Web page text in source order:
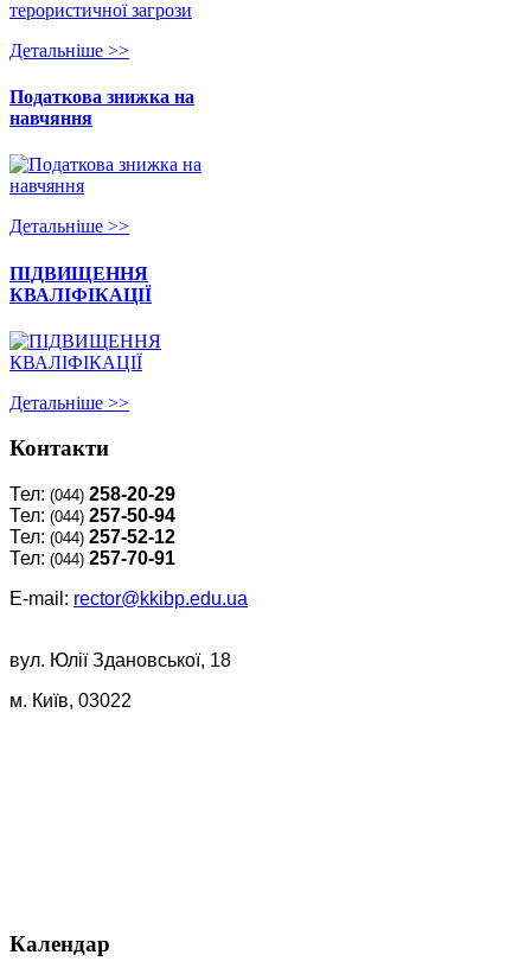
Детальнiше >>
Податкова знижка на
навчяння
Детальнiше >>
ПІДВИЩЕННЯ
КВАЛІФІКАЦІЇ
Детальнiше >>
Контакти
Тел: (044) 258-20-29
Тел: (044) 257-50-94
Тел: (044) 257-52-12
Тел: (044) 257-70-91
E-mail: rector@kkibp.edu.ua
вул. Юлії Здановської, 18
м. Київ, 03022
Календар